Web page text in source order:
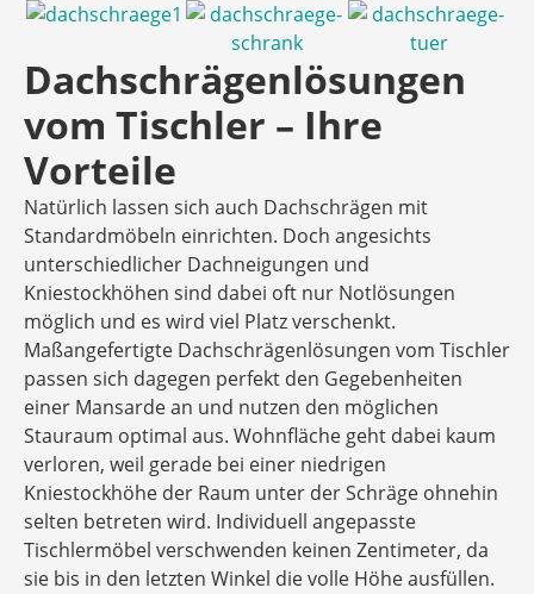
Dachschrägenlösungen
vom Tischler – Ihre
Vorteile
Natürlich lassen sich auch Dachschrägen mit
Standardmöbeln einrichten. Doch angesichts
unterschiedlicher Dachneigungen und
Kniestockhöhen sind dabei oft nur Notlösungen
möglich und es wird viel Platz verschenkt.
Maßangefertigte Dachschrägenlösungen vom Tischler
passen sich dagegen perfekt den Gegebenheiten
einer Mansarde an und nutzen den möglichen
Stauraum optimal aus. Wohnfläche geht dabei kaum
verloren, weil gerade bei einer niedrigen
Kniestockhöhe der Raum unter der Schräge ohnehin
selten betreten wird. Individuell angepasste
Tischlermöbel verschwenden keinen Zentimeter, da
sie bis in den letzten Winkel die volle Höhe ausfüllen.